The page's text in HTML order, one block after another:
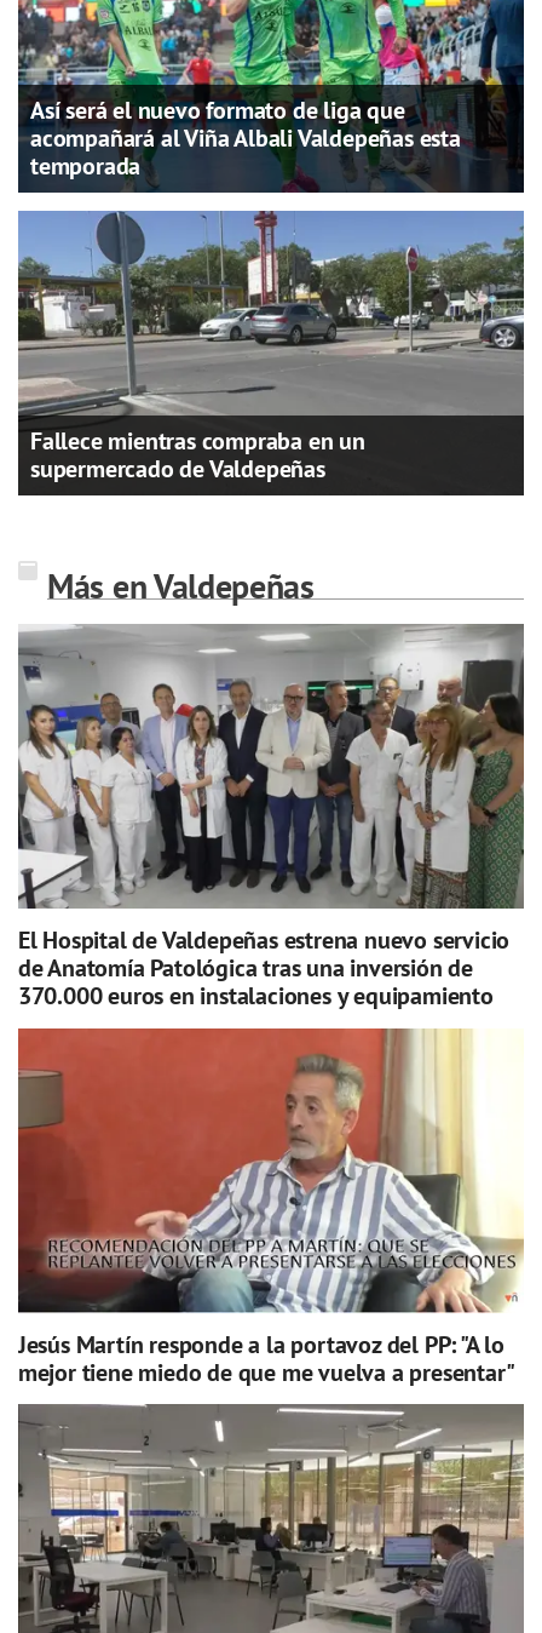
Así será el nuevo formato de liga que
acompañará al Viña Albali Valdepeñas esta
temporada
Fallece mientras compraba en un
supermercado de Valdepeñas
Más en Valdepeñas
El Hospital de Valdepeñas estrena nuevo servicio
de Anatomía Patológica tras una inversión de
370.000 euros en instalaciones y equipamiento
Jesús Martín responde a la portavoz del PP: "A lo
mejor tiene miedo de que me vuelva a presentar"